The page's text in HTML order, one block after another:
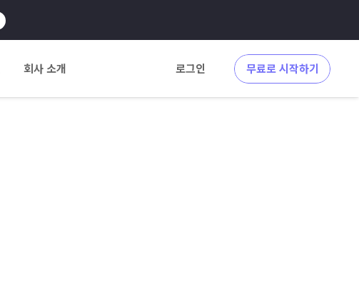
회사 소개 로그인 무료로 시작하기